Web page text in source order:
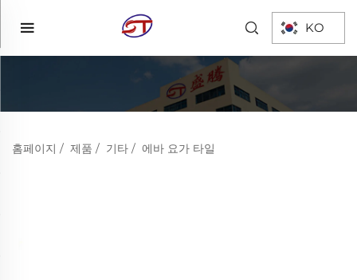
KO
홈페이지 / 제품 / 기타 / 에바 요가 타일